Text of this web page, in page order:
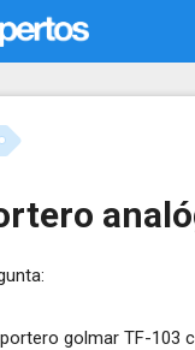
golmar TF-103